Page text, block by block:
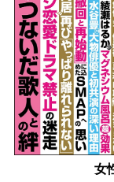
女